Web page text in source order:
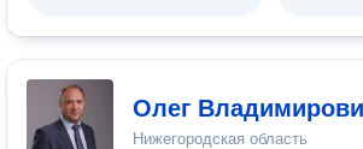
Олег
Нижегородская область